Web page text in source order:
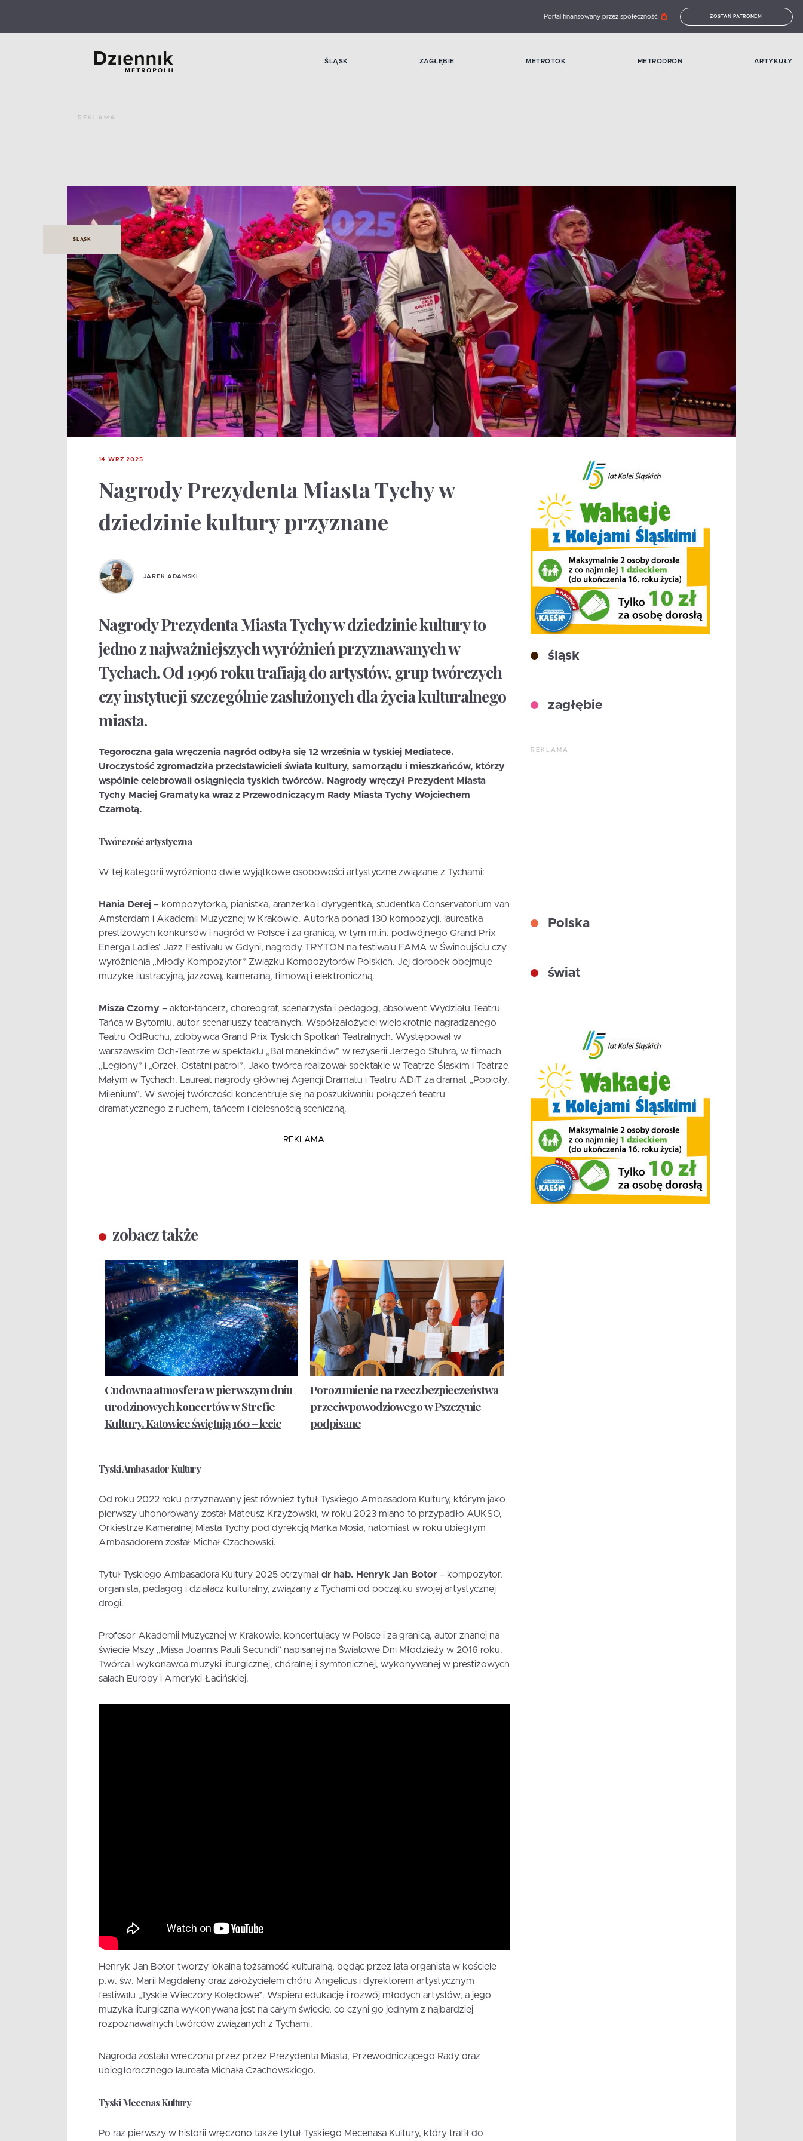
Portal finansowany przez społeczność ZOSTAŃ PATRONEM
ŚLĄSK ZAGŁĘBIE METROTOK METRODRON ARTYKUŁY
REKLAMA
ŚLĄSK
14 WRZ 2025
Nagrody Prezydenta Miasta Tychy w
dziedzinie kultury przyznane
JAREK ADAMSKI
Nagrody Prezydenta Miasta Tychy w dziedzinie kultury to
jedno z najważniejszych wyróżnień przyznawanych w
Tychach. Od 1996 roku trafiają do artystów, grup twórczych
czy instytucji szczególnie zasłużonych dla życia kulturalnego
miasta.
Tegoroczna gala wręczenia nagród odbyła się 12 września w tyskiej Mediatece.
Uroczystość zgromadziła przedstawicieli świata kultury, samorządu i mieszkańców, którzy
wspólnie celebrowali osiągnięcia tyskich twórców. Nagrody wręczył Prezydent Miasta
Tychy Maciej Gramatyka wraz z Przewodniczącym Rady Miasta Tychy Wojciechem
Czarnotą.
Twórczość artystyczna
W tej kategorii wyróżniono dwie wyjątkowe osobowości artystyczne związane z Tychami:
Hania Derej– kompozytorka, pianistka, aranżerka i dyrygentka, studentka Conservatorium van
Amsterdam i Akademii Muzycznej w Krakowie. Autorka ponad 130 kompozycji, laureatka
prestiżowych konkursów i nagród w Polsce i za granicą, w tym m.in. podwójnego Grand Prix
Energa Ladies’ Jazz Festivalu w Gdyni, nagrody TRYTON na festiwalu FAMA w Świnoujściu czy
wyróżnienia „Młody Kompozytor” Związku Kompozytorów Polskich. Jej dorobek obejmuje
muzykę ilustracyjną, jazzową, kameralną, filmową i elektroniczną.
Misza Czorny – aktor-tancerz, choreograf, scenarzysta i pedagog, absolwent Wydziału Teatru
Tańca w Bytomiu, autor scenariuszy teatralnych. Współzałożyciel wielokrotnie nagradzanego
Teatru OdRuchu, zdobywca Grand Prix Tyskich Spotkań Teatralnych. Występował w
warszawskim Och-Teatrze w spektaklu „Bal manekinów” w reżyserii Jerzego Stuhra, w filmach
„Legiony” i „Orzeł. Ostatni patrol”. Jako twórca realizował spektakle w Teatrze Śląskim i Teatrze
Małym w Tychach. Laureat nagrody głównej Agencji Dramatu i Teatru ADiT za dramat „Popioły.
Milenium”. W swojej twórczości koncentruje się na poszukiwaniu połączeń teatru
dramatycznego z ruchem, tańcem i cielesnością sceniczną.
REKLAMA
zobacz także
Cudowna atmosfera w pierwszym dniu
urodzinowych koncertów w Strefie
Kultury. Katowice świętują 160 – lecie
Porozumienie na rzecz bezpieczeństwa
przeciwpowodziowego w Pszczynie
podpisane
Tyski Ambasador Kultury
Od roku 2022 roku przyznawany jest również tytuł Tyskiego Ambasadora Kultury, którym jako
pierwszy uhonorowany został Mateusz Krzyżowski, w roku 2023 miano to przypadło AUKSO,
Orkiestrze Kameralnej Miasta Tychy pod dyrekcją Marka Mosia, natomiast w roku ubiegłym
Ambasadorem został Michał Czachowski.
Tytuł Tyskiego Ambasadora Kultury 2025 otrzymał dr hab. Henryk Jan Botor– kompozytor,
organista, pedagog i działacz kulturalny, związany z Tychami od początku swojej artystycznej
drogi.
Profesor Akademii Muzycznej w Krakowie, koncertujący w Polsce i za granicą, autor znanej na
świecie Mszy „Missa Joannis Pauli Secundi” napisanej na Światowe Dni Młodzieży w 2016 roku.
Twórca i wykonawca muzyki liturgicznej, chóralnej i symfonicznej, wykonywanej w prestiżowych
salach Europy i Ameryki Łacińskiej.
Henryk Jan Botor tworzy lokalną tożsamość kulturalną, będąc przez lata organistą w kościele
p.w. św. Marii Magdaleny oraz założycielem chóru Angelicus i dyrektorem artystycznym
festiwalu „Tyskie Wieczory Kolędowe”. Wspiera edukację i rozwój młodych artystów, a jego
muzyka liturgiczna wykonywana jest na całym świecie, co czyni go jednym z najbardziej
rozpoznawalnych twórców związanych z Tychami.
Nagroda została wręczona przez przez Prezydenta Miasta, Przewodniczącego Rady oraz
ubiegłorocznego laureata Michała Czachowskiego.
Tyski Mecenas Kultury
Po raz pierwszy w historii wręczono także tytuł Tyskiego Mecenasa Kultury, który trafił do
śląsk
zagłębie
REKLAMA
Polska
świat